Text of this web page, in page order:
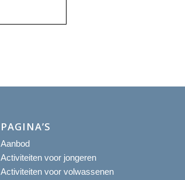
PAGINA’S
Aanbod
Activiteiten voor jongeren
Activiteiten voor volwassenen